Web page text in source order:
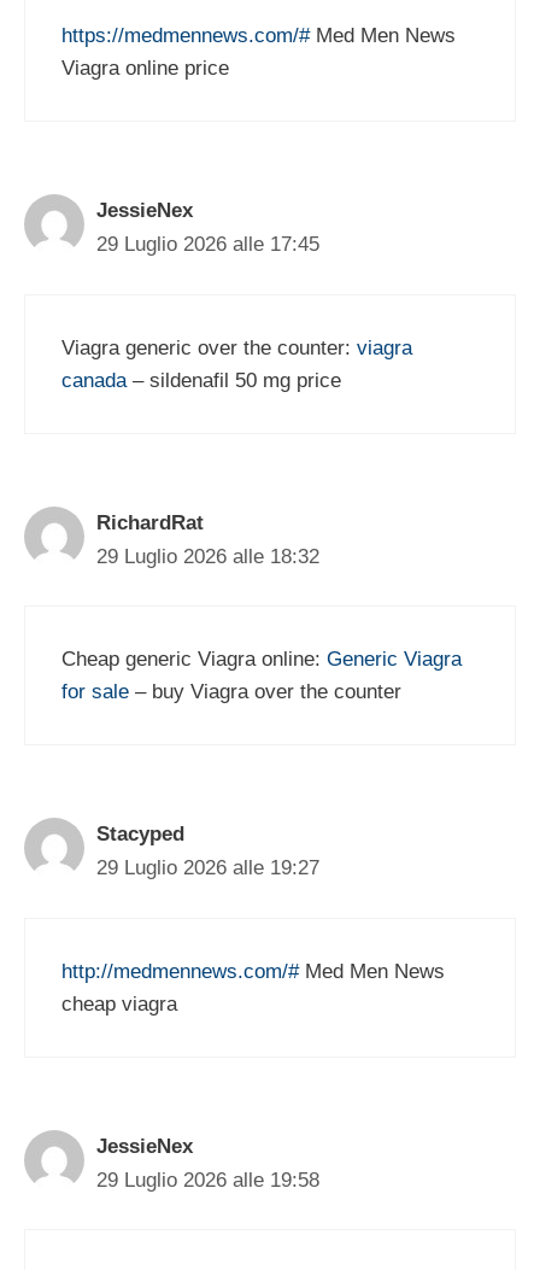
https://medmennews.com/#Med Men News
Viagra online price
JessieNex
29 Luglio 2026 alle 17:45
Viagra generic over the counter: viagra
canada– sildenafil 50 mg price
RichardRat
29 Luglio 2026 alle 18:32
Cheap generic Viagra online: Generic Viagra
for sale – buy Viagra over the counter
Stacyped
29 Luglio 2026 alle 19:27
http://medmennews.com/#Med Men News
cheap viagra
JessieNex
29 Luglio 2026 alle 19:58